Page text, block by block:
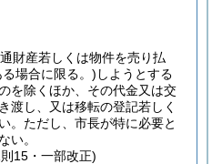
財産若しくは物件を売り払
場合に限る。) しようとする
を除くほか、その代金又は交
渡し、又は移転の登記若しく
。 ただし、市長が特に必要と
い。
15・一部改正)